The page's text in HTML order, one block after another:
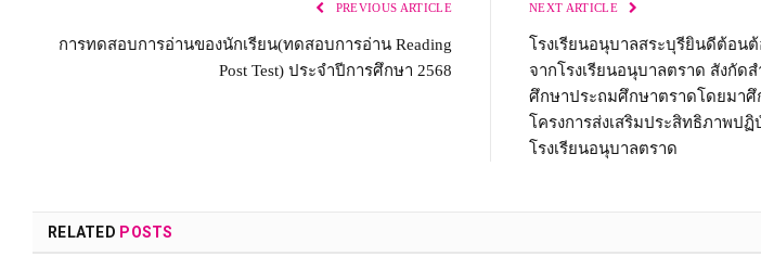
PREVIOUS ARTICLE
การทดสอบการอ่านของนักเรียน(ทดสอบการอ่าน Reading
Post Test) ประจำปีการศึกษา 2568
NEXT ARTICLE
โรงเรียนอนุบาลสระบุรียินดีต้อ
จากโรงเรียนอนุบาลตราด สังกัด
ศึกษาประถมศึกษาตราดโดยมาศึ
โครงการส่งเสริมประสิทธิภาพป
โรงเรียนอนุบาลตราด
RELATED POSTS